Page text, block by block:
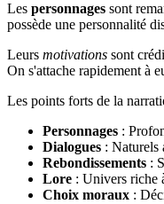
Les personnages sont
possède une personnalité
Leurs motivations sont
On s'attache rapidement à
Les points forts de la
Personnages :
Dialogues : Naturels
Rebondissements :
Lore : Univers riche
Choix moraux :